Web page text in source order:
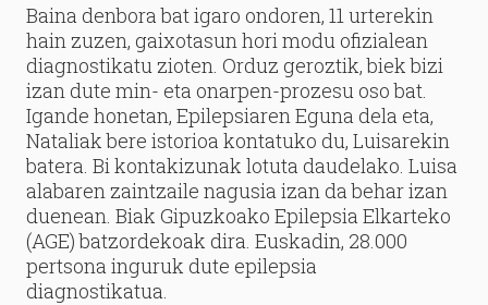
Baina denbora bat igaro ondoren, 11 urterekin
hain zuzen, gaixotasun hori modu ofizialean
diagnostikatu zioten. Orduz geroztik, biek bizi
izan dute min- eta onarpen-prozesu oso bat.
Igande honetan, Epilepsiaren Eguna dela eta,
Nataliak bere istorioa kontatuko du, Luisarekin
batera. Bi kontakizunak lotuta daudelako. Luisa
alabaren zaintzaile nagusia izan da behar izan
duenean. Biak Gipuzkoako Epilepsia Elkarteko
(AGE) batzordekoak dira. Euskadin, 28.000
pertsona inguruk dute epilepsia
diagnostikatua.